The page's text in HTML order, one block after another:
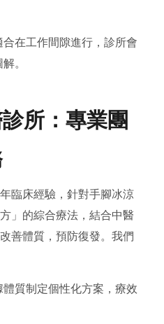
在工作間隙進行，診所會
。
所：專業團
臨床經驗，針對手腳冰涼
」的綜合療法，結合中醫
善體質，預防復發。我們
質制定個性化方案，療效